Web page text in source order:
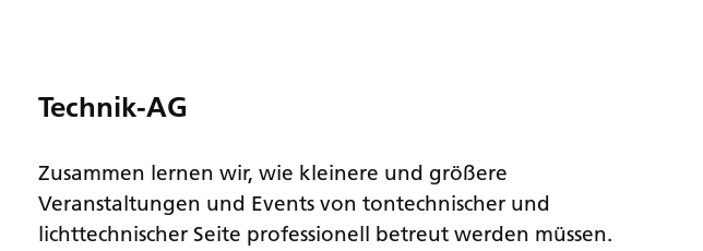
Technik-AG
Zusammen lernen wir, wie kleinere und größere
Veranstaltungen und Events von tontechnischer und
lichttechnischer Seite professionell betreut werden müssen.